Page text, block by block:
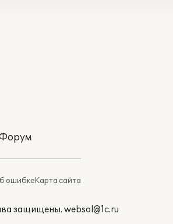
ошибкеКарта сайта
защищены. websol@1c.ru